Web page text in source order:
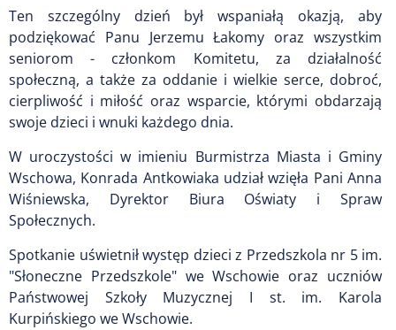
Ten szczególny dzień był wspaniałą okazją, aby
podziękować Panu Jerzemu Łakomy oraz wszystkim
seniorom - członkom Komitetu, za działalność
społeczną, a także za oddanie i wielkie serce, dobroć,
cierpliwość i miłość oraz wsparcie, którymi obdarzają
swoje dzieci i wnuki każdego dnia.
W uroczystości w imieniu Burmistrza Miasta i Gminy
Wschowa, Konrada Antkowiaka udział wzięła Pani Anna
Wiśniewska, Dyrektor Biura Oświaty i Spraw
Społecznych.
Spotkanie uświetnił występ dzieci z Przedszkola nr 5 im.
"Słoneczne Przedszkole" we Wschowie oraz uczniów
Państwowej Szkoły Muzycznej I st. im. Karola
Kurpińskiego we Wschowie.